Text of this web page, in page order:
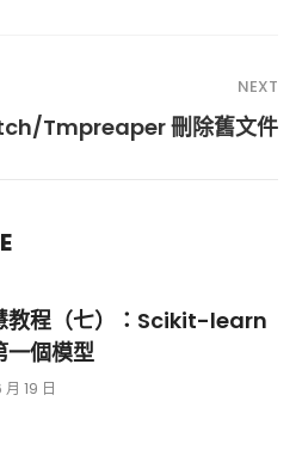
NEXT
Tmpreaper 刪除舊文件
教程（七）：Scikit-learn
一個模型
19 日